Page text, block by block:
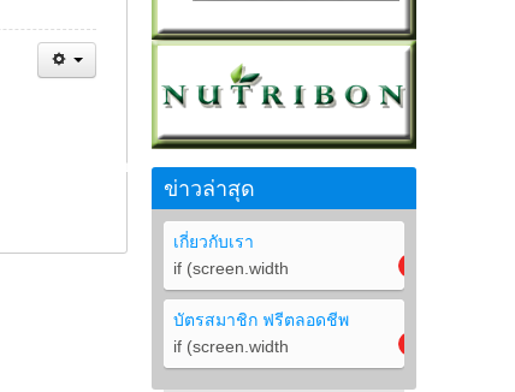
ข่าวล่าสุด
เกี่ยวกับเรา
if (screen.width
บัตรสมาชิก ฟรีตลอดชีพ
if (screen.width